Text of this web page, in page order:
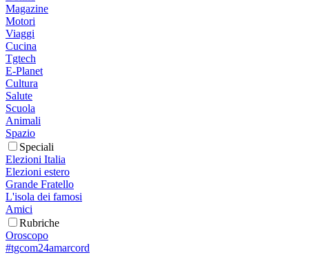
Magazine
Motori
Viaggi
Cucina
Tgtech
E-Planet
Cultura
Salute
Scuola
Animali
Spazio
Speciali
Elezioni Italia
Elezioni estero
Grande Fratello
L'isola dei famosi
Amici
Rubriche
Oroscopo
#tgcom24amarcord